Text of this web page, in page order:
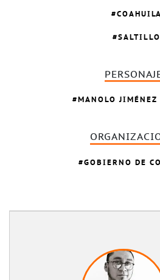
COAHUILA
SALTILLO
MANOLO
GOBIERNO DE